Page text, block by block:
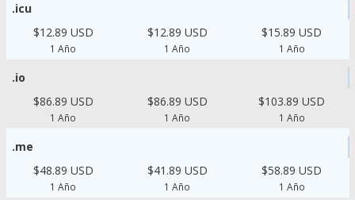
.icu
$12.89 USD
1 Año
$12.89 USD
1 Año
$15.89 USD
1 Año
.io
$86.89 USD
1 Año
$86.89 USD
1 Año
$103.89 USD
1 Año
.me
$48.89 USD
1 Año
$41.89 USD
1 Año
$58.89 USD
1 Año